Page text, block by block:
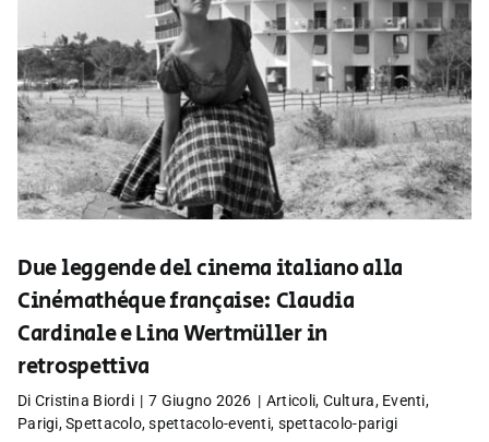
Due leggende del cinema italiano alla
Cinémathèque française: Claudia
Cardinale e Lina Wertmüller in
retrospettiva
Di Cristina Biordi | 7 Giugno 2026 | Articoli, Cultura, Eventi,
Parigi,Spettacolo,spettacolo-eventi, spettacolo-parigi